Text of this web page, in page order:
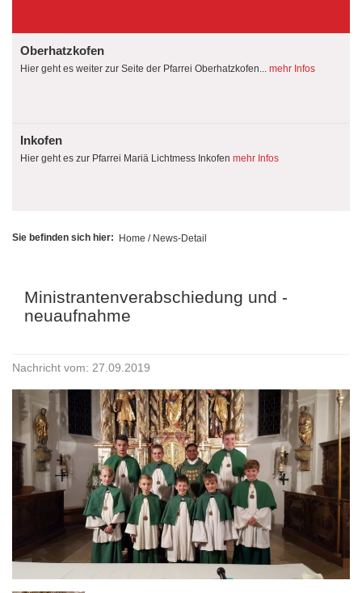
Oberhatzkofen
Hier geht es weiter zur Seite der Pfarrei Oberhatzkofen... mehr Infos
Inkofen
Hier geht es zur Pfarrei Mariä Lichtmess Inkofen mehr Infos
Sie befinden sich hier: Home / News-Detail
Ministrantenverabschiedung und -
neuaufnahme
Nachricht vom: 27.09.2019